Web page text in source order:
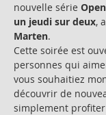
nouvelle série
un jeudi sur deux,
Marten.
Cette soirée est
personnes qui
vous souhaitiez
découvrir de
simplement profiter